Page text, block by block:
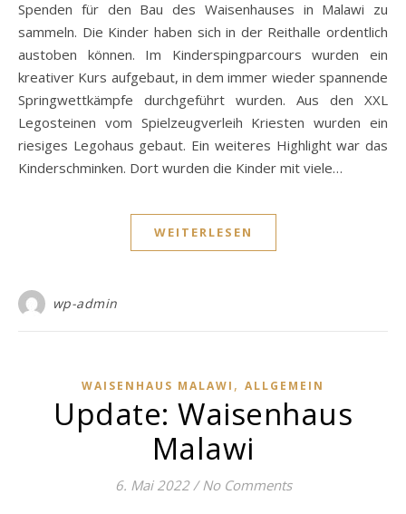
Spenden für den Bau des Waisenhauses in Malawi zu
sammeln. Die Kinder haben sich in der Reithalle ordentlich
austoben können. Im Kinderspingparcours wurden ein
kreativer Kurs aufgebaut, in dem immer wieder spannende
Springwettkämpfe durchgeführt wurden. Aus den XXL
Legosteinen vom Spielzeugverleih Kriesten wurden ein
riesiges Legohaus gebaut. Ein weiteres Highlight war das
Kinderschminken. Dort wurden die Kinder mit viele…
WEITERLESEN
wp-admin
WAISENHAUS MALAWI , ALLGEMEIN
Update: Waisenhaus
Malawi
6. Mai 2022 / No Comments